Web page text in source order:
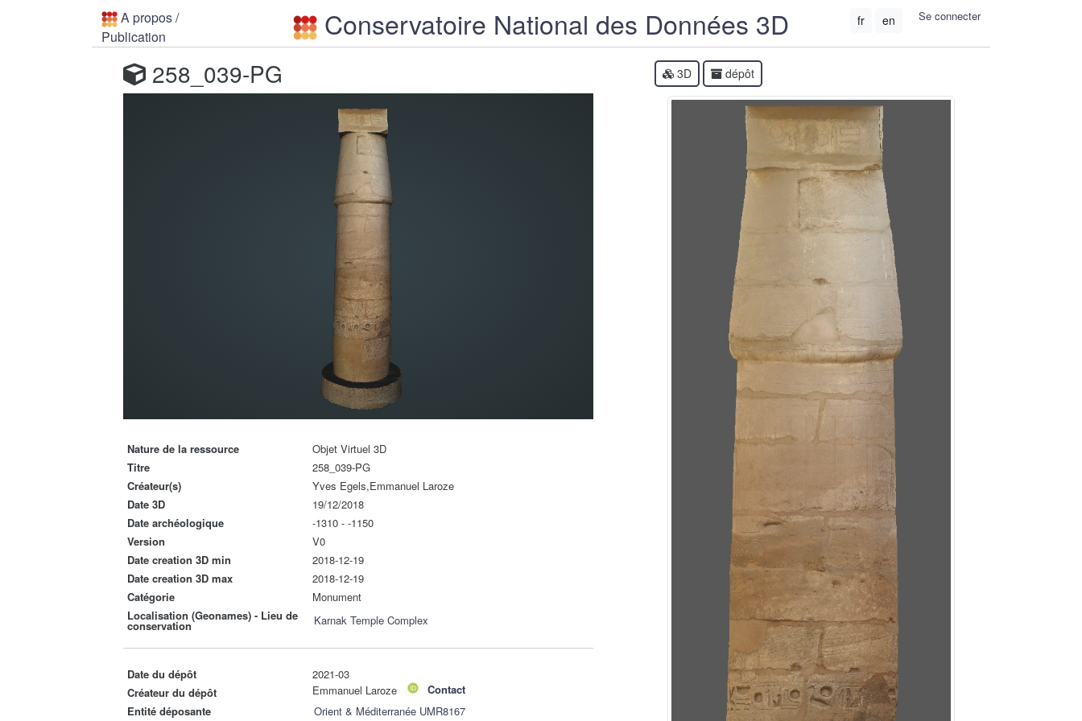
A propos/
Publication
Conservatoire National des Données 3D Se connecter
fr en
258_039-PG
Nature de la ressource
Objet Virtuel 3D
Titre
258_039-PG
Créateur(s)
Yves Egels,Emmanuel Laroze
Date 3D
19/12/2018
Date archéologique
-1310 - -1150
Version
V0
Date creation 3D min
2018-12-19
Date creation 3D max
2018-12-19
Catégorie
Monument
Localisation (Geonames) - Lieu de
conservation Karnak Temple Complex
Date du dépôt
2021-03
Créateur du dépôt
Emmanuel Laroze
Contact
Entité déposante
Orient & Méditerranée UMR8167
3D dépôt